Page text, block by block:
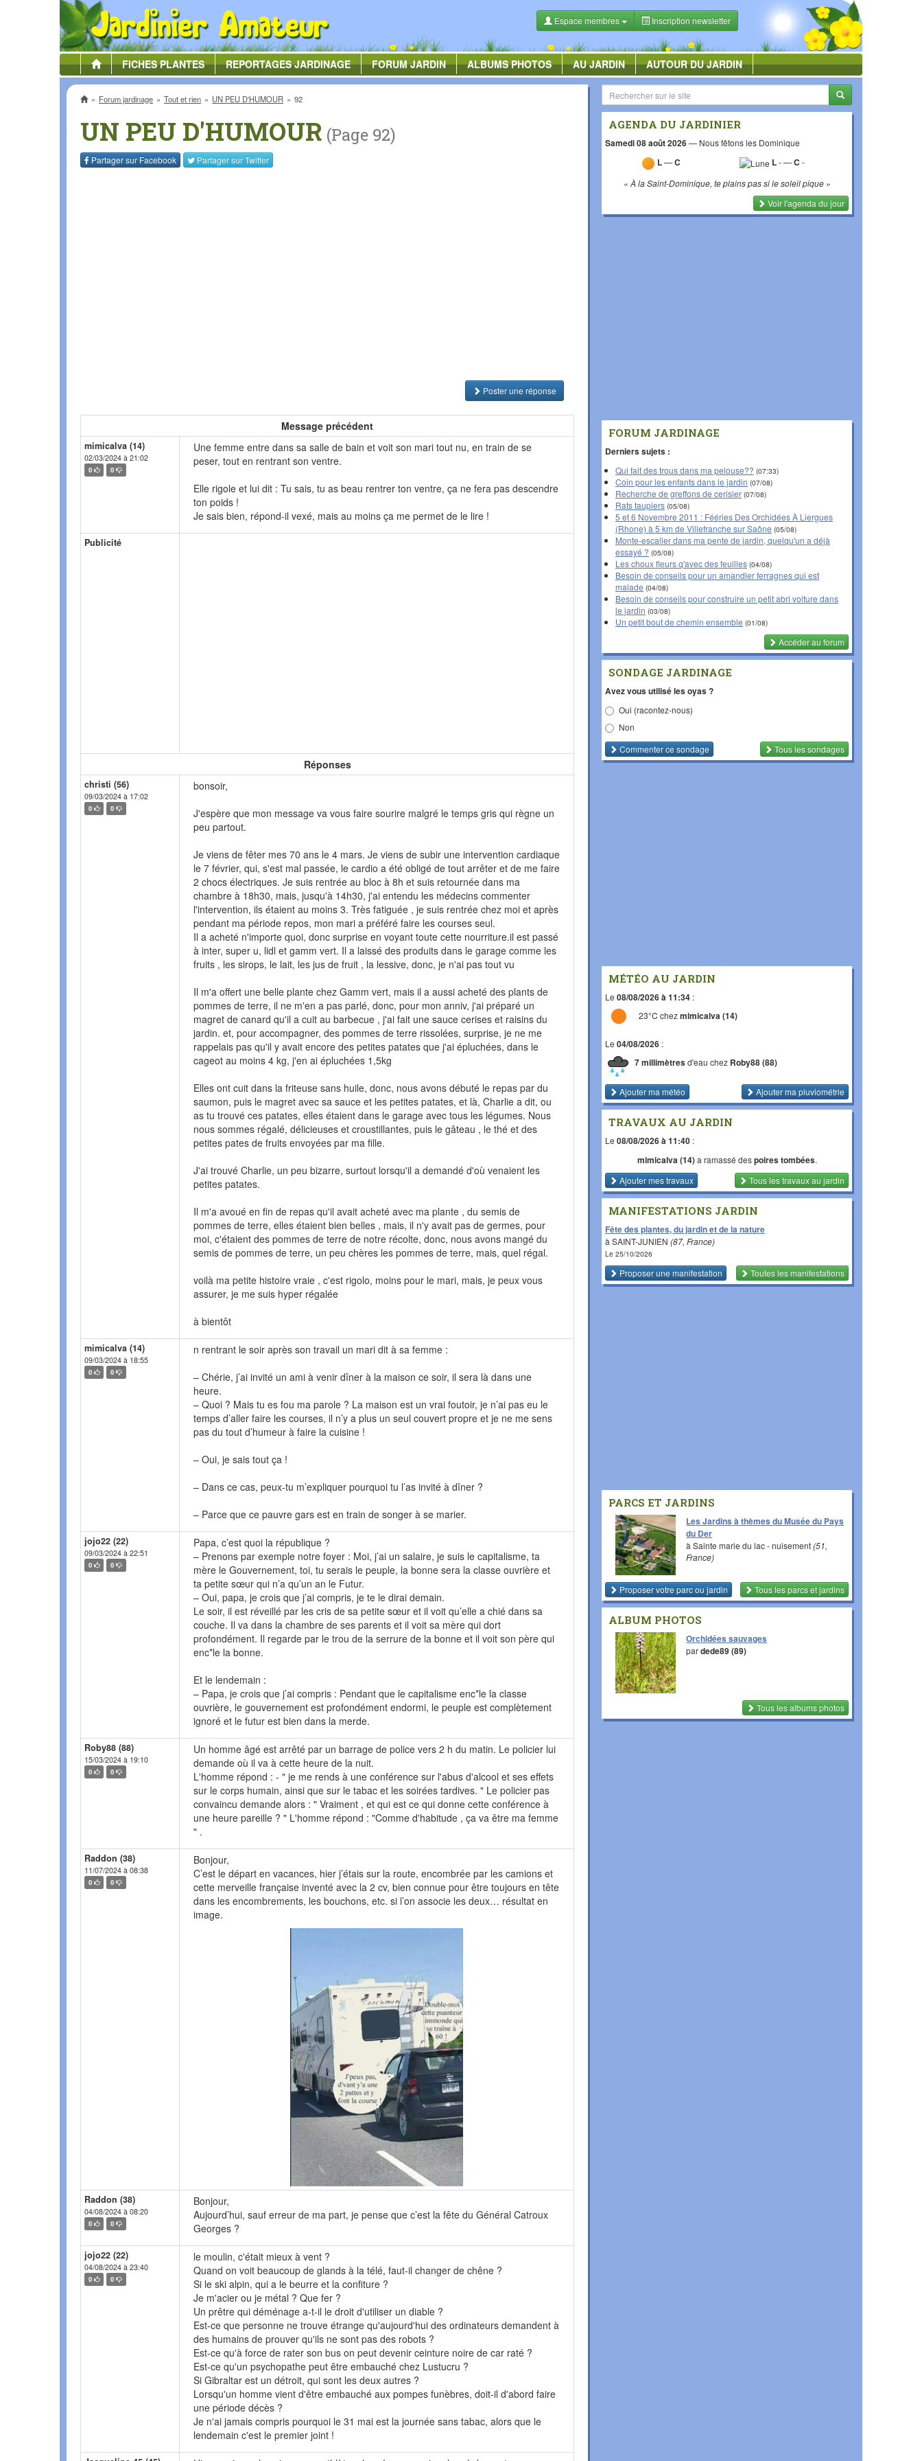
Espace membres Inscription newsletter
FICHESPLANTES REPORTAGESJARDINAGE FORUMJARDIN ALBUMSPHOTOS AU JARDIN AUTOUR DU JARDIN
AccueilForum jardinage Tout et rien UN PEU D'HUMOUR 92
UN PEU D'HUMOUR (Page 92)
Partager sur Facebook Partager surTwitter
Poster une réponse
Message précédent
mimicalva (14)
02/03/2024 à 21:02
0 0
Une femme entre dans sa salle de bain et voit son mari tout nu, en train de se
peser, tout en rentrant son ventre.
Elle rigole et lui dit : Tu sais, tu as beau rentrer ton ventre, ça ne fera pas descendre
ton poids !
Je sais bien, répond-il vexé, mais au moins ça me permet de le lire !
Publicité
Réponses
christi (56)
09/03/2024 à 17:02
0 0
bonsoir,
J'espère que mon message va vous faire sourire malgré le temps gris qui règne un
peu partout.
Je viens de fêter mes 70 ans le 4 mars. Je viens de subir une intervention cardiaque
le 7 février, qui, s'est mal passée, le cardio a été obligé de tout arrêter et de me faire
2 chocs électriques. Je suis rentrée au bloc à 8h et suis retournée dans ma
chambre à 18h30, mais, jusqu'à 14h30, j'ai entendu les médecins commenter
l'intervention, ils étaient au moins 3. Très fatiguée , je suis rentrée chez moi et après
pendant ma période repos, mon mari a préféré faire les courses seul.
Il a acheté n'importe quoi, donc surprise en voyant toute cette nourriture.il est passé
à inter, super u, lidl et gamm vert. Il a laissé des produits dans le garage comme les
fruits , les sirops, le lait, les jus de fruit , la lessive, donc, je n'ai pas tout vu
Il m'a offert une belle plante chez Gamm vert, mais il a aussi acheté des plants de
pommes de terre, il ne m'en a pas parlé, donc, pour mon anniv, j'ai préparé un
magret de canard qu'il a cuit au barbecue , j'ai fait une sauce cerises et raisins du
jardin. et, pour accompagner, des pommes de terre rissolées, surprise, je ne me
rappelais pas qu'il y avait encore des petites patates que j'ai épluchées, dans le
cageot au moins 4 kg, j'en ai épluchées 1,5kg
Elles ont cuit dans la friteuse sans huile, donc, nous avons débuté le repas par du
saumon, puis le magret avec sa sauce et les petites patates, et là, Charlie a dit, ou
as tu trouvé ces patates, elles étaient dans le garage avec tous les légumes. Nous
nous sommes régalé, délicieuses et croustillantes, puis le gâteau , le thé et des
petites pates de fruits envoyées par ma fille.
J'ai trouvé Charlie, un peu bizarre, surtout lorsqu'il a demandé d'où venaient les
petites patates.
Il m'a avoué en fin de repas qu'il avait acheté avec ma plante , du semis de
pommes de terre, elles étaient bien belles , mais, il n'y avait pas de germes, pour
moi, c'étaient des pommes de terre de notre récolte, donc, nous avons mangé du
semis de pommes de terre, un peu chères les pommes de terre, mais, quel régal.
voilà ma petite histoire vraie , c'est rigolo, moins pour le mari, mais, je peux vous
assurer, je me suis hyper régalée
à bientôt
mimicalva (14)
09/03/2024 à 18:55
0 0
n rentrant le soir après son travail un mari dit à sa femme :
– Chérie, j’ai invité un ami à venir dîner à la maison ce soir, il sera là dans une
heure.
– Quoi ? Mais tu es fou ma parole ? La maison est un vrai foutoir, je n’ai pas eu le
temps d’aller faire les courses, il n’y a plus un seul couvert propre et je ne me sens
pas du tout d’humeur à faire la cuisine !
– Oui, je sais tout ça !
– Dans ce cas, peux-tu m’expliquer pourquoi tu l’as invité à dîner ?
– Parce que ce pauvre gars est en train de songer à se marier.
jojo22 (22)
09/03/2024 à 22:51
0 0
Papa, c’est quoi la république ?
– Prenons par exemple notre foyer : Moi, j’ai un salaire, je suis le capitalisme, ta
mère le Gouvernement, toi, tu serais le peuple, la bonne sera la classe ouvrière et
ta petite sœur qui n’a qu’un an le Futur.
– Oui, papa, je crois que j’ai compris, je te le dirai demain.
Le soir, il est réveillé par les cris de sa petite sœur et il voit qu’elle a chié dans sa
couche. Il va dans la chambre de ses parents et il voit sa mère qui dort
profondément. Il regarde par le trou de la serrure de la bonne et il voit son père qui
enc*le la bonne.
Et le lendemain :
– Papa, je crois que j’ai compris : Pendant que le capitalisme enc*le la classe
ouvrière, le gouvernement est profondément endormi, le peuple est complètement
ignoré et le futur est bien dans la merde.
Roby88 (88)
15/03/2024 à 19:10
0 0
Un homme âgé est arrêté par un barrage de police vers 2 h du matin. Le policier lui
demande où il va à cette heure de la nuit.
L'homme répond : - " je me rends à une conférence sur l'abus d'alcool et ses effets
sur le corps humain, ainsi que sur le tabac et les soirées tardives. " Le policier pas
convaincu demande alors : " Vraiment , et qui est ce qui donne cette conférence à
une heure pareille ? " L'homme répond : "Comme d'habitude , ça va être ma femme
" .
Raddon (38)
11/07/2024 à 08:38
0 0
Bonjour,
C’est le départ en vacances, hier j’étais sur la route, encombrée par les camions et
cette merveille française inventé avec la 2 cv, bien connue pour être toujours en tête
dans les encombrements, les bouchons, etc. si l’on associe les deux… résultat en
image.
Raddon (38)
04/08/2024 à 08:20
0 0
Bonjour,
Aujourd’hui, sauf erreur de ma part, je pense que c’est la fête du Général Catroux
Georges ?
jojo22 (22)
04/08/2024 à 23:40
0 0
le moulin, c'était mieux à vent ?
Quand on voit beaucoup de glands à la télé, faut-il changer de chêne ?
Si le ski alpin, qui a le beurre et la confiture ?
Je m'acier ou je métal ? Que fer ?
Un prêtre qui déménage a-t-il le droit d'utiliser un diable ?
Est-ce que personne ne trouve étrange qu'aujourd'hui des ordinateurs demandent à
des humains de prouver qu'ils ne sont pas des robots ?
Est-ce qu'à force de rater son bus on peut devenir ceinture noire de car raté ?
Est-ce qu'un psychopathe peut être embauché chez Lustucru ?
Si Gibraltar est un détroit, qui sont les deux autres ?
Lorsqu'un homme vient d'être embauché aux pompes funèbres, doit-il d'abord faire
une période décès ?
Je n'ai jamais compris pourquoi le 31 mai est la journée sans tabac, alors que le
lendemain c'est le premier joint !
AGENDA DU JARDINIER
Samedi 08 août 2026— Nous fêtons les Dominique
L—C L-—C-
« À la Saint-Dominique, te plains pas si le soleil pique »
Voir l'agenda du jour
FORUM JARDINAGE
Derniers sujets :
Qui fait des trous dans ma pelouse?? (07:33)
Coin pour les enfants dans le jardin (07/08)
Recherche de greffons de cerisier (07/08)
Rats taupiers (05/08)
5 et 6 Novembre 2011 : Fééries Des Orchidées À Liergues
(Rhone) à 5 km de Villefranche sur Saône (05/08)
Monte-escalier dans ma pente de jardin, quelqu'un a déjà
essayé ? (05/08)
Les choux fleurs q'avec des feuilles (04/08)
Besoin de conseils pour un amandier ferragnes qui est
malade (04/08)
Besoin de conseils pour construire un petit abri voiture dans
le jardin (03/08)
Un petit bout de chemin ensemble (01/08)
Accéder au forum
SONDAGE JARDINAGE
Avez vous utilisé les oyas ?
Oui (racontez-nous)
Non
Commenterce sondage Tous les sondages
MÉTÉO AU JARDIN
Le 08/08/2026 à 11:34 :
23°C chezmimicalva (14)
Le 04/08/2026 :
7 millimètresd'eau chez Roby88 (88)
Ajouter ma météo Ajouter ma pluviométrie
TRAVAUX AU JARDIN
Le 08/08/2026 à 11:40 :
mimicalva (14)a ramassé despoires tombées.
Ajouter mes travaux
Tous les travauxau jardin
MANIFESTATIONS JARDIN
Fête des plantes, du jardin et de la nature
à SAINT-JUNIEN (87, France)
Le 25/10/2026
Proposer une manifestation Toutes les manifestations
PARCS ET JARDINS
Les Jardins à thèmes du Musée du Pays
du Der
à Sainte marie du lac - nuisement(51,
France)
Proposer votre parc ou jardin Tous les parcs et jardins
ALBUM PHOTOS
Orchidées sauvages
pardede89 (89)
Tous les albums photos